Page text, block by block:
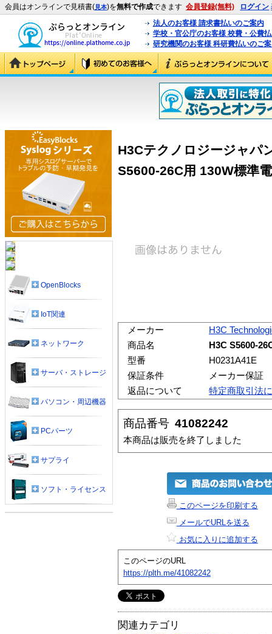
会員はオンラインで見積書(見本)を無料で作成できます 会員登録(無料) ログイン
法人のお客様 請求書払いのご案内
学校・官公庁のお客様 校費・公費
研究機関のお客様 科研費払いのご
H3Cテクノロジージャパ
S5600-26C用 130W標準
メーカー
H3C
商品名
H3C S5600-
型番
H0231A41E
保証条件
メーカー保証
返品について
特定商取引法
商品番号 41082242
本商品は販売を終了しました
このページを印刷する
メールでURLを送る
お気に入りに追加する
このページのURL
https://plth.me/41082242
関連カテゴリ
OpenBlocks
IoT関連
ネットワーク
サーバ・ストレージ
パソコン・周辺機器
PCパーツ
サプライ
ソフト・ライセンス